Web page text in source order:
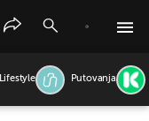
Lifestyle Putovanja